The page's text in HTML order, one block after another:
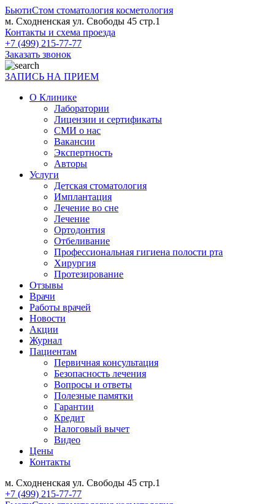
БьютиСтом стоматология косметология
м. Сходненская ул. Свободы 45 стр.1
Контакты и схема проезда
+7 (499) 215-77-77
Заказать звонок
ЗАПИСЬ НА ПРИЕМ
О Клинике
Лаборатории
Лицензии и сертификаты
СМИ о нас
Вакансии
Экспертность
Авторы
Услуги
Детская стоматология
Имплантация
Лечение во сне
Лечение
Ортодонтия
Отбеливание
Профессиональная гигиена полости рта
Хирургия
Протезирование
Отзывы
Врачи
Работы врачей
Новости
Акции
Журнал
Пациентам
Первичная консультация
Безопасность лечения
Вопросы и ответы
Полезные памятки
Гарантии
Кредит
Налоговый вычет
Видео
Цены
Контакты
м. Сходненская ул. Свободы 45 стр.1
+7 (499) 215-77-77